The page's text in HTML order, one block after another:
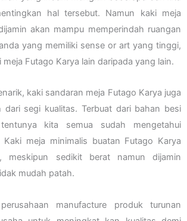
hal tersebut. Namun kaki meja
akan mampu memperindah ruangan
yang memiliki sense or art yang tinggi,
meja Futago Karya lain daripada yang lain.
kaki sandaran meja Futago Karya juga
dari segi kualitas. Terbuat dari bahan besi
kita semua sudah mengetahui
Kaki meja minimalis buatan Futago Karya
meskipun sedikit berat namun dijamin
mudah patah.
manufacture produk turunan